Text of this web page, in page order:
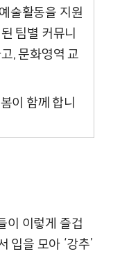
술활동을 지원
팀별 커뮤니
, 문화영역 교
이 함께 합니
이 이렇게 즐겁
입을 모아 ‘강추’